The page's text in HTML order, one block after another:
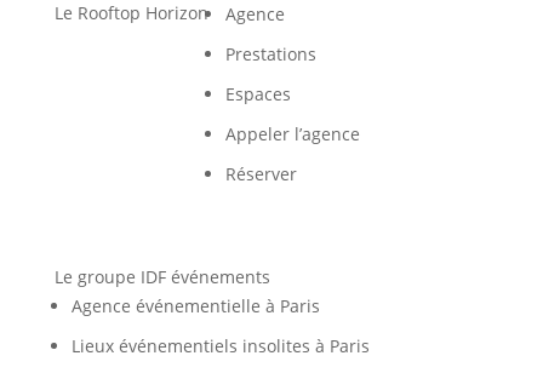
Le Rooftop Horizon
Agence
Prestations
Espaces
Appeler l’agence
Réserver
Le groupe IDF événements
Agence événementielle à Paris
Lieux événementiels insolites à Paris